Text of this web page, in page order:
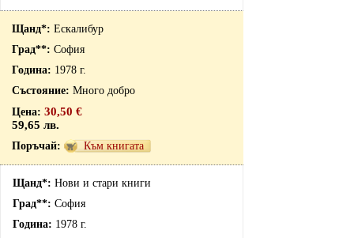
Ескалибур
София
1978 г.
Много добро
30,50 €
59,65 лв.
Към книгата
Нови и стари книги
София
1978 г.